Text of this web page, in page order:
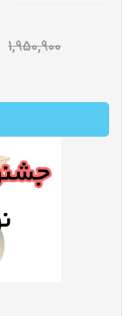
1,950,900